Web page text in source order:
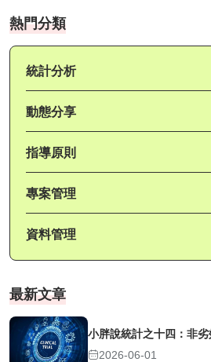
熱門分類
統計分析
動態分享
指導原則
專案管理
資料管理
最新文章
小胖說統計之十四：非
2026-06-01